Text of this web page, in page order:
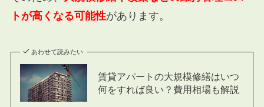
トが高くなる可能性があります。
あわせて読みたい
賃貸アパートの大規模修繕はいつ
何をすれば良い？費用相場も解説